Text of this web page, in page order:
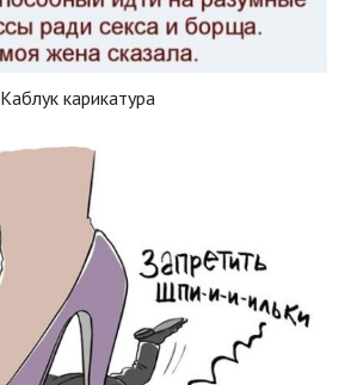
Каблук карикатура